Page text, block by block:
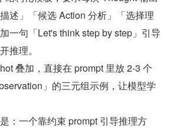
述」「候选 Action 分析」「选择理
一句「Let's think step by step」引导
推理。
叠加，直接在 prompt 里放 2-3 个
」的三元组示例，让模型学
：一个靠约束 prompt 引导推理方